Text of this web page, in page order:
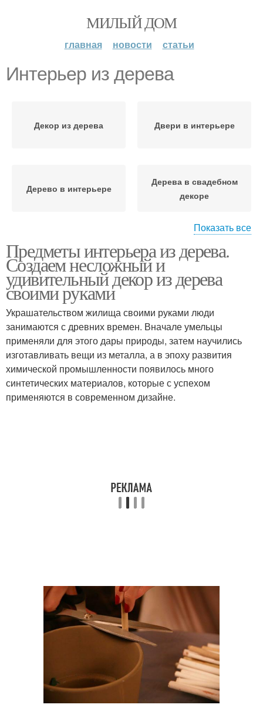
МИЛЫЙ ДОМ
главная новости статьи
Интерьер из дерева
Декор из дерева Двери в интерьере
Дерево в интерьере
Дерева в свадебном
декоре
Дерева в декоре Садовые дерева
Картины на деревьях
Показать все
Предметы интерьера из дерева.
Создаем несложный и
удивительный декор из дерева
своими руками
Украшательством жилища своими руками люди
занимаются с древних времен. Вначале умельцы
применяли для этого дары природы, затем научились
изготавливать вещи из металла, а в эпоху развития
химической промышленности появилось много
синтетических материалов, которые с успехом
применяются в современном дизайне.